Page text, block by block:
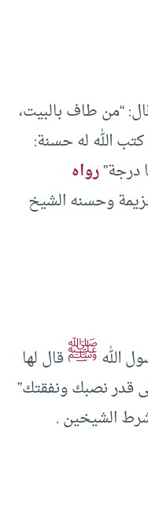
“من طاف بالبيت،
الله له حسنة:
درجة”رواه
وحسنه الشيخ
اللهﷺقال لها
قدر نصبك ونفقتك”
الشيخين .